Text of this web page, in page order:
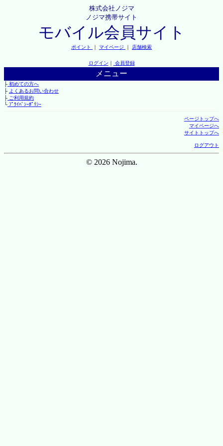
株式会社ノジマ
ノジマ携帯サイト
モバイル会員サイト
ポイント ｜ マイページ ｜ 店舗検索
ログイン ｜ 会員登録
メニュー
├初めての方へ
├ よくあるお問い合わせ
├ご利用規約
└ﾌﾟﾗｲﾊﾞｼｰﾎﾟﾘｼｰ
ページトップへ
マイページへ
サイトトップへ
ログアウト
© 2026 Nojima.